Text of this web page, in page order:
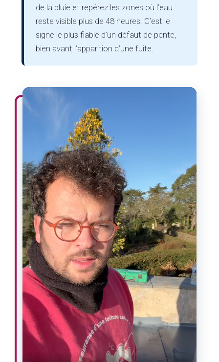
de la pluie et repérez les zones où l’eau
reste visible plus de 48 heures. C’est le
signe le plus fiable d’un défaut de pente,
bien avant l’apparition d’une fuite.